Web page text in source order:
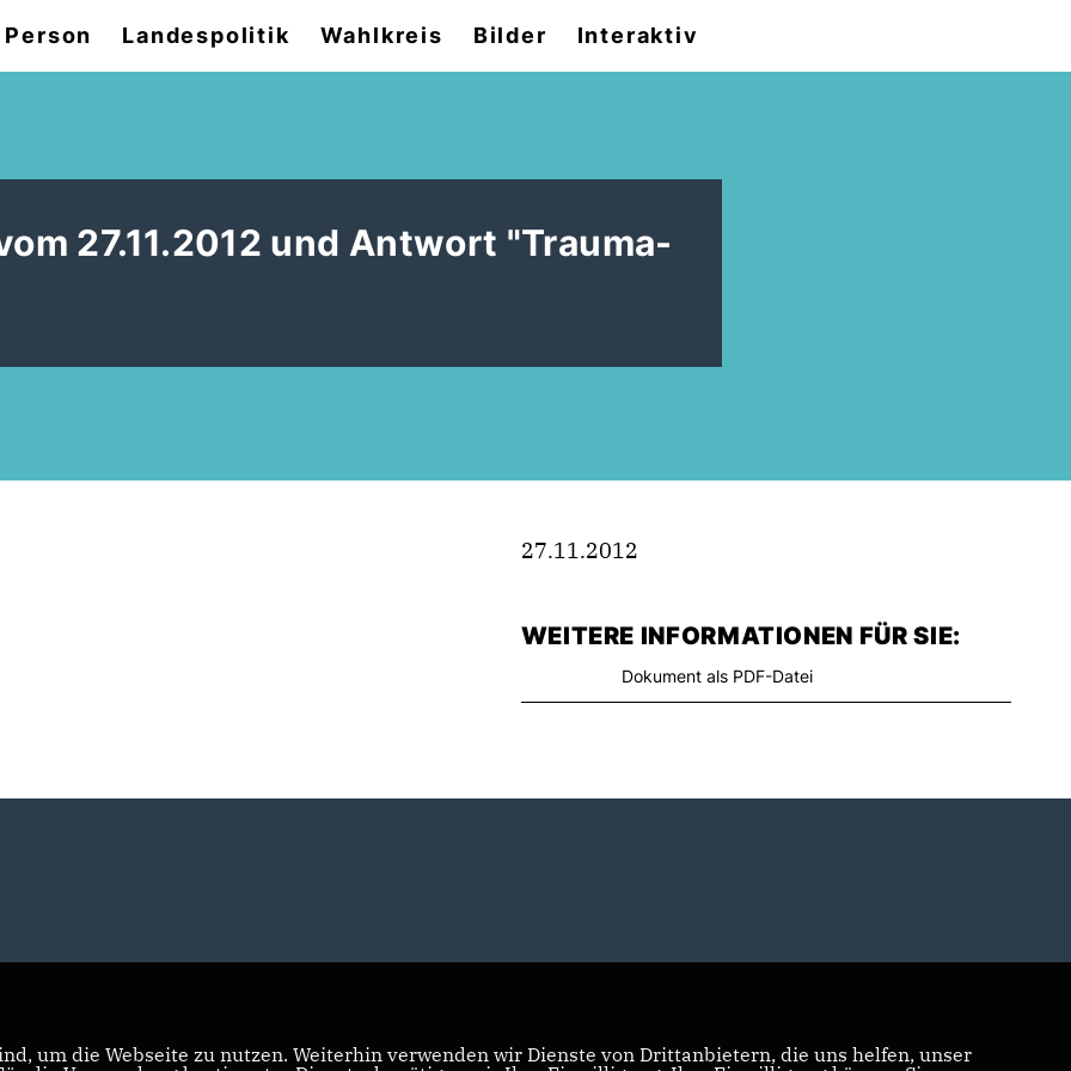
Landespolitik Wahlkreis Bilder Interaktiv
27.11.2012 und Antwort "Trauma-
27.11.2012
WEITERE INFORMATIONEN FÜR SIE:
Dokument als PDF-Datei
um die Webseite zu nutzen. Weiterhin verwenden wir Dienste von Drittanbietern, die uns helfen, unser